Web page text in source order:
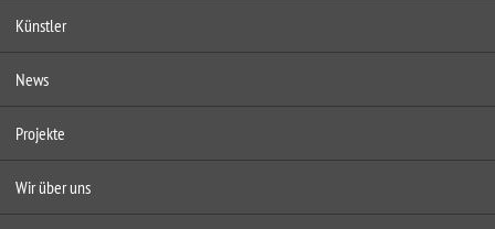
Künstler
News
Projekte
Wir über uns